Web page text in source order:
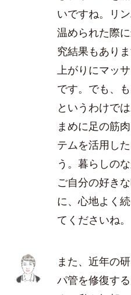
いですね。リ
温められた際
究結果もあり
上がりにマッ
です。でも、
というわけで
まめに足の筋
テムを活用し
う。暮らしの
ご自分の好き
に、心地よく
てくださいね。
また、近年の
パ管を修復す